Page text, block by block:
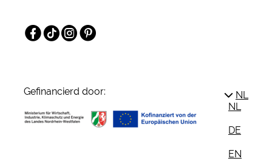
Facebook
TikTokInstagramPinterest
Gefinancierd door:
NL
NL
DE
EN